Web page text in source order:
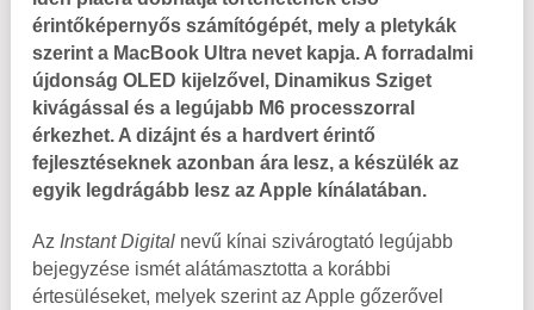
érintőképernyős számítógépét, mely a pletykák
szerint a MacBook Ultra nevet kapja. A forradalmi
újdonság OLED kijelzővel, Dinamikus Sziget
kivágással és a legújabb M6 processzorral
érkezhet. A dizájnt és a hardvert érintő
fejlesztéseknek azonban ára lesz, a készülék az
egyik legdrágább lesz az Apple kínálatában.
Az Instant Digital nevű kínai szivárogtató legújabb
bejegyzése ismét alátámasztotta a korábbi
értesüléseket, melyek szerint az Apple gőzerővel